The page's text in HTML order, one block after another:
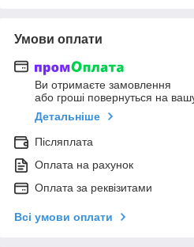
Умови оплати
Ви отримаєте замовлення
або гроші повернуться на
Детальніше
Післяплата
Оплата на рахунок
Оплата за реквізитами
Всі умови оплати